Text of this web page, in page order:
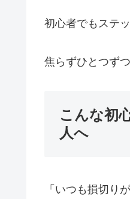
初心者でもステ
焦らずひとつず
こんな初
人へ
「いつも損切り